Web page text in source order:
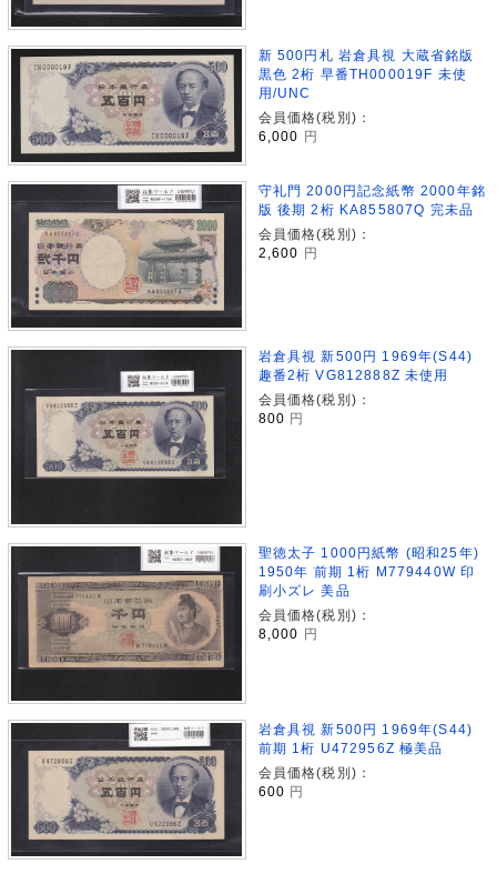
新 500円札 岩倉具視 大蔵省銘版
黒色 2桁 早番TH000019F 未使
用/UNC
会員価格(税別)：
6,000 円
守礼門 2000円記念紙幣 2000年銘
版 後期 2桁 KA855807Q 完未品
会員価格(税別)：
2,600
円
岩倉具視 新500円 1969年(S44)
趣番2桁 VG812888Z 未使用
会員価格(税別)：
800 円
聖徳太子 1000円紙幣 (昭和25年)
1950年 前期 1桁 M779440W 印
刷小ズレ 美品
会員価格(税別)：
8,000 円
岩倉具視 新500円 1969年(S44)
前期 1桁 U472956Z 極美品
会員価格(税別)：
600 円